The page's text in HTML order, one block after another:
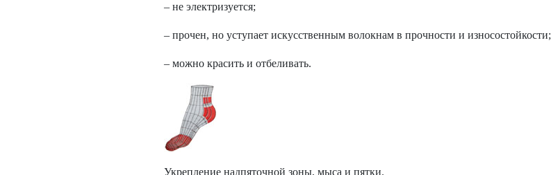
– не электризуется;
– прочен, но уступает искусственным волокнам в прочности и износостойкости;
– можно красить и отбеливать.
Укрепление надпяточной зоны, мыса и пятки.